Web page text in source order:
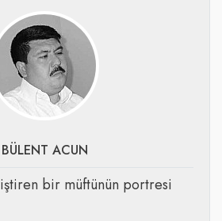
BÜLENT ACUN
bir müftünün portresi